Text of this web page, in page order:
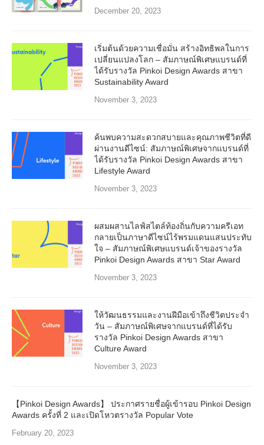
December 20, 2023
เริ่มต้นด้วยความเชื่อมั่น สร้างอิทธิพลในการ
เปลี่ยนแปลงโลก – สัมภาษณ์พิเศษแบรนด์ที่
ได้รับรางวัล Pinkoi Design Awards สาขา
Sustainability Award
November 3, 2023
ค้นพบความสะดวกสบายและคุณภาพชีวิตที่ดี
ผ่านงานดีไซน์: สัมภาษณ์พิเศษจากแบรนด์ที่
ได้รับรางวัล Pinkoi Design Awards สาขา
Lifestyle Award
November 3, 2023
ผสมผสานไลฟ์สไตล์ท้องถิ่นกับความครีเอท
กลายเป็นภาษาดีไซน์ไร้พรมแดนแสนประทับ
ใจ – สัมภาษณ์พิเศษแบรนด์เจ้าของรางวัล
Pinkoi Design Awards สาขา Star Award
November 3, 2023
ให้วัฒนธรรมและงานฝีมือเข้าถึงชีวิตประจำ
วัน – สัมภาษณ์พิเศษจากแบรนด์ที่ได้รับ
รางวัล Pinkoi Design Awards สาขา
Culture Award
November 3, 2023
【Pinkoi Design Awards】 ประกาศรายชื่อผู้เข้ารอบ Pinkoi Design
Awards ครั้งที่ 2 และเปิดโหวตรางวัล Popular Vote
February 20, 2023